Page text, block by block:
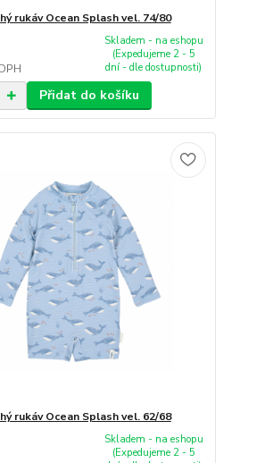
rukáv Ocean Splash vel. 74/80
Skladem - na eshopu
(Expedujeme 2 - 5
dní - dle dostupnosti)
Přidat do košíku
rukáv Ocean Splash vel. 62/68
Skladem - na eshopu
(Expedujeme 2 - 5